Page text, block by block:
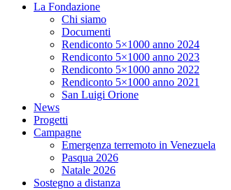
La Fondazione
Chi siamo
Documenti
Rendiconto 5×1000 anno 2024
Rendiconto 5×1000 anno 2023
Rendiconto 5×1000 anno 2022
Rendiconto 5×1000 anno 2021
San Luigi Orione
News
Progetti
Campagne
Emergenza terremoto in Venezuela
Pasqua 2026
Natale 2026
Sostegno a distanza